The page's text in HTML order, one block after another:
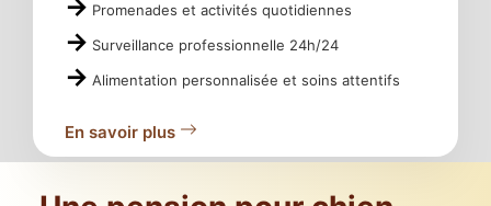
Promenades et activités quotidiennes
Surveillance professionnelle 24h/24
Alimentation personnalisée et soins attentifs
En savoir plus